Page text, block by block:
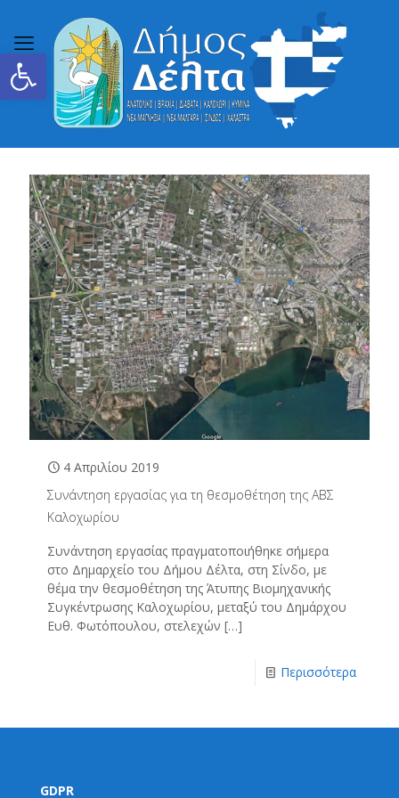
Ανοίξτε τη γραμμή εργαλείων
4 Απριλίου 2019
Συνάντηση εργασίας για τη θεσμοθέτηση της ΑΒΣ
Καλοχωρίου
Συνάντηση εργασίας πραγματοποιήθηκε σήμερα
στο Δημαρχείο του Δήμου Δέλτα, στη Σίνδο, με
θέμα την θεσμοθέτηση της Άτυπης Βιομηχανικής
Συγκέντρωσης Καλοχωρίου, μεταξύ του Δημάρχου
Ευθ. Φωτόπουλου, στελεχών […]
Περισσότερα
GDPR